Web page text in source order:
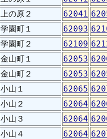
上の原２
62041
学園町１ 62093
学園町２
62109
金山町１
62053
金山町２
62053
小山１ 62065
小山２
62064
小山３
62064
小山４
62064